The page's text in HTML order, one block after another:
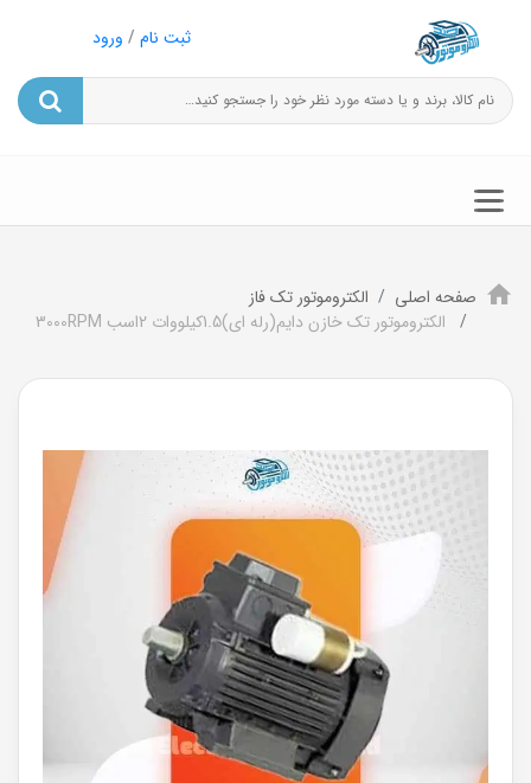
ثبت نام / ورود
صفحه اصلی
الکتروموتور تک فاز
الکتروموتور تک خازن دایم(رله ای)1.5کیلووات 2اسب 3000RPM